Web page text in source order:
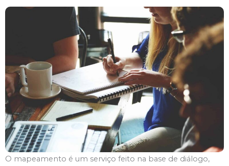
O mapeamento é um serviço feito na base de diálogo,